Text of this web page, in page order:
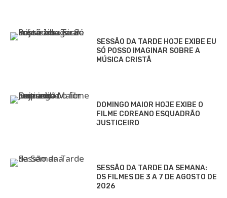
SESSÃO DA TARDE HOJE EXIBE EU
SÓ POSSO IMAGINAR SOBRE A
MÚSICA CRISTÃ
DOMINGO MAIOR HOJE EXIBE O
FILME COREANO ESQUADRÃO
JUSTICEIRO
SESSÃO DA TARDE DA SEMANA:
OS FILMES DE 3 A 7 DE AGOSTO DE
2026